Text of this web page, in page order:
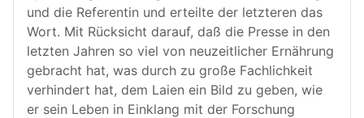
und die Referentin und erteilte der letzteren das
Wort. Mit Rücksicht darauf, daß die Presse in den
letzten Jahren so viel von neuzeitlicher Ernährung
gebracht hat, was durch zu große Fachlichkeit
verhindert hat, dem Laien ein Bild zu geben, wie
er sein Leben in Einklang mit der Forschung